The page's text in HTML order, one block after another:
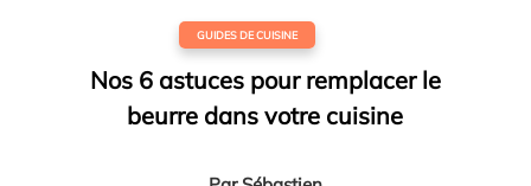
GUIDES DE CUISINE
Nos 6 astuces pour remplacer le
beurre dans votre cuisine